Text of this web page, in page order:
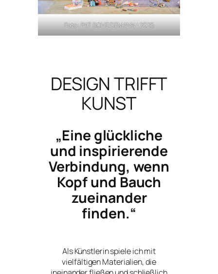
Foto: PAT SCHEIDEMANN | 2025
DESIGN TRIFFT
KUNST
„Eine glückliche
und inspirierende
Verbindung, wenn
Kopf und Bauch
zueinander
finden.“
Als Künstlerin spiele ich mit
vielfältigen Materialien, die